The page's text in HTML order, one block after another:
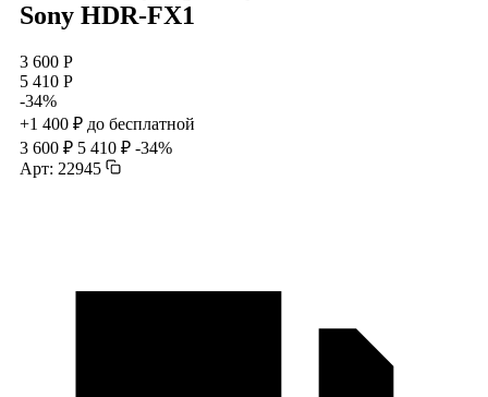
Sony HDR-FX1
3 600 Р
5 410 Р
-34%
+1 400 ₽ до бесплатной
3 600 ₽ 5 410 ₽ -34%
Арт: 22945